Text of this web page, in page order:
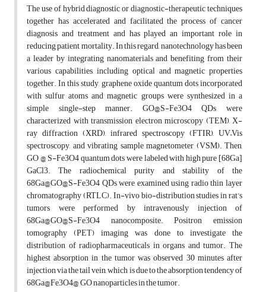
The use of hybrid diagnostic or diagnostic-therapeutic techniques
together has accelerated and facilitated the process of cancer
diagnosis and treatment and has played an important role in
reducing patient mortality. In this regard, nanotechnology has been
a leader by integrating nanomaterials and benefiting from their
various capabilities, including optical and magnetic properties
together. In this study, graphene oxide quantum dots incorporated
with sulfur atoms and magnetic groups were synthesized in a
simple single-step manner. GO@S-Fe3O4 QDs were
characterized with transmission electron microscopy (TEM), X-
ray diffraction (XRD), infrared spectroscopy (FTIR), UV–Vis
spectroscopy, and vibrating sample magnetometer (VSM). Then,
GO @ S-Fe3O4 quantum dots were labeled with high pure [68Ga]
GaCl3. The radiochemical purity and stability of the
68Ga@GO@S-Fe3O4 QDs were examined using radio thin layer
chromatography (RTLC). In-vivo bio-distribution studies in rat’s
tumors were performed by intravenously injection of
68Ga@GO@S-Fe3O4 nanocomposite. Positron emission
tomography (PET) imaging was done to investigate the
distribution of radiopharmaceuticals in organs and tumor. The
highest absorption in the tumor was observed 30 minutes after
injection via the tail vein, which is due to the absorption tendency of
68Ga@Fe3O4@ GO nanoparticles in the tumor.